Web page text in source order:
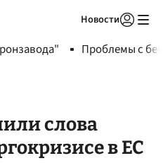
Новости
Проблемы с
слова
в ЕС